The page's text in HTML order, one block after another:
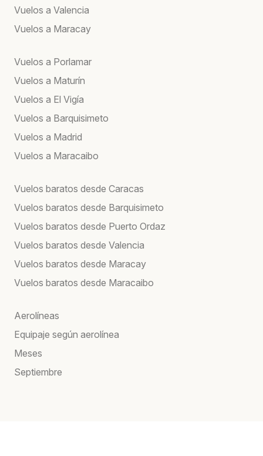
Vuelos a Valencia
Vuelos a Maracay
Vuelos a Porlamar
Vuelos a Maturín
Vuelos a El Vigía
Vuelos a Barquisimeto
Vuelos a Madrid
Vuelos a Maracaibo
Vuelos baratos desde Caracas
Vuelos baratos desde Barquisimeto
Vuelos baratos desde Puerto Ordaz
Vuelos baratos desde Valencia
Vuelos baratos desde Maracay
Vuelos baratos desde Maracaibo
Aerolíneas
Equipaje según aerolínea
Meses
Septiembre